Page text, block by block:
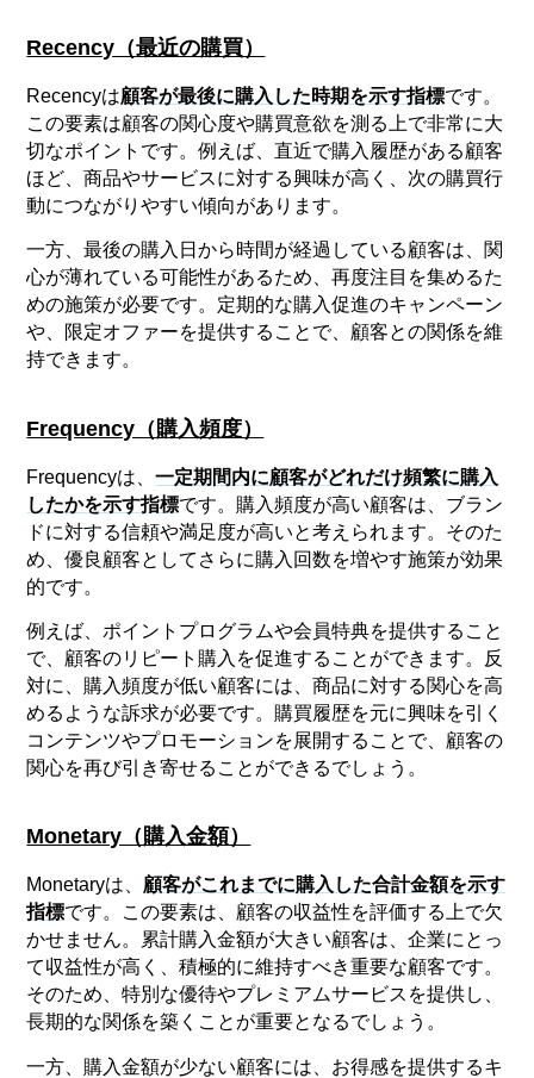
Recency（最近の購買）
Recencyは顧客が最後に購入した時期を示す指標です。
この要素は顧客の関心度や購買意欲を測る上で非常に大
切なポイントです。例えば、直近で購入履歴がある顧客
ほど、商品やサービスに対する興味が高く、次の購買行
動につながりやすい傾向があります。
一方、最後の購入日から時間が経過している顧客は、関
心が薄れている可能性があるため、再度注目を集めるた
めの施策が必要です。定期的な購入促進のキャンペーン
や、限定オファーを提供することで、顧客との関係を維
持できます。
Frequency（購入頻度）
Frequencyは、一定期間内に顧客がどれだけ頻繁に購入
したかを示す指標です。購入頻度が高い顧客は、ブラン
ドに対する信頼や満足度が高いと考えられます。そのた
め、優良顧客としてさらに購入回数を増やす施策が効果
的です。
例えば、ポイントプログラムや会員特典を提供すること
で、顧客のリピート購入を促進することができます。反
対に、購入頻度が低い顧客には、商品に対する関心を高
めるような訴求が必要です。購買履歴を元に興味を引く
コンテンツやプロモーションを展開することで、顧客の
関心を再び引き寄せることができるでしょう。
Monetary（購入金額）
Monetaryは、 顧客がこれまでに購入した合計金額を示す
指標です。この要素は、顧客の収益性を評価する上で欠
かせません。累計購入金額が大きい顧客は、企業にとっ
て収益性が高く、積極的に維持すべき重要な顧客です。
そのため、特別な優待やプレミアムサービスを提供し、
長期的な関係を築くことが重要となるでしょう。
一方、購入金額が少ない顧客には、お得感を提供するキ